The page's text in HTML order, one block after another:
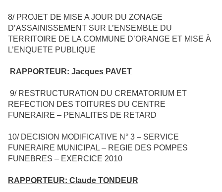
8/ PROJET DE MISE A JOUR DU ZONAGE
D’ASSAINISSEMENT SUR L’ENSEMBLE DU
TERRITOIRE DE LA COMMUNE D’ORANGE ET MISE À
L’ENQUETE PUBLIQUE
RAPPORTEUR: Jacques PAVET
9/ RESTRUCTURATION DU CREMATORIUM ET
REFECTION DES TOITURES DU CENTRE
FUNERAIRE – PENALITES DE RETARD
10/ DECISION MODIFICATIVE N° 3 – SERVICE
FUNERAIRE MUNICIPAL – REGIE DES POMPES
FUNEBRES – EXERCICE 2010
RAPPORTEUR: Claude TONDEUR